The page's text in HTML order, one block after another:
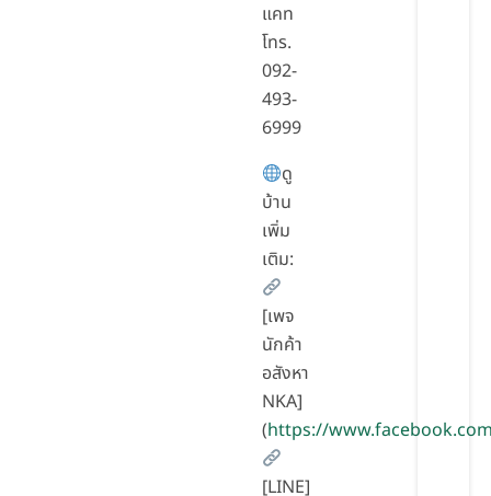
แคท
โทร.
092-
493-
6999
ดู
บ้าน
เพิ่ม
เติม:
[เพจ
นักค้า
อสังหา
NKA]
(https://
[LINE]